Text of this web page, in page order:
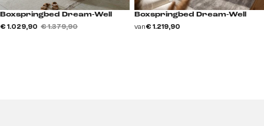
Boxspringbed Dream-Well
€ 1.029,90 € 1.379,90
Boxspringbed Dream-Well
van€ 1.219,90